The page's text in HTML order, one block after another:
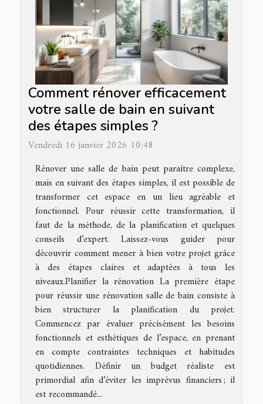
Comment rénover efficacement
votre salle de bain en suivant
des étapes simples ?
Vendredi 16 janvier 2026 10:48
Rénover une salle de bain peut paraître complexe,
mais en suivant des étapes simples, il est possible de
transformer cet espace en un lieu agréable et
fonctionnel. Pour réussir cette transformation, il
faut de la méthode, de la planification et quelques
conseils d’expert. Laissez-vous guider pour
découvrir comment mener à bien votre projet grâce
à des étapes claires et adaptées à tous les
niveaux.Planifier la rénovation La première étape
pour réussir une rénovation salle de bain consiste à
bien structurer la planification du projet.
Commencez par évaluer précisément les besoins
fonctionnels et esthétiques de l’espace, en prenant
en compte contraintes techniques et habitudes
quotidiennes. Définir un budget réaliste est
primordial afin d’éviter les imprévus financiers ; il
est recommandé...